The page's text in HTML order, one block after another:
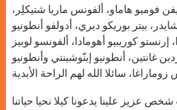
فوميو هاماو، ألفونس ماريا شتيكلِر،
بيتر بوريكو ديري، أدولفو أنطونيو
إرنستو كوريبيو أهومادا، ألفونسو لوبيز
غانتين، أنطونيو إينّوشينتي وأنطونيو
عزيز علينا يدعونا كيلا نحيا حياتنا